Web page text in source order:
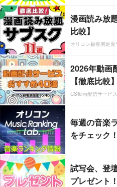
漫画読み放
比較】
オリコン顧客満足
2026年動画
【徹底比較】
CS動画配信サービ
毎週の音楽
をチェック！
試写会、登
プレゼント！